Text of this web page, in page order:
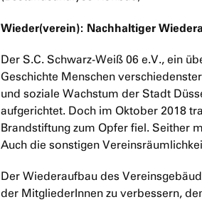
Wieder(verein): Nachhaltiger
Der S.C. Schwarz-Weiß 06 e.V., ein
Geschichte Menschen
und soziale Wachstum der Stadt
aufgerichtet. Doch im Oktober 2018
Brandstiftung zum Opfer fiel. Seither
Auch die sonstigen
Der Wiederaufbau des
der MitgliederInnen zu verbessern,